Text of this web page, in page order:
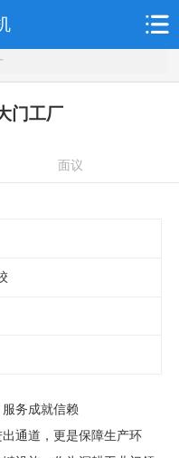
门工厂
面议
务成就信赖
通道，更是保障生产环